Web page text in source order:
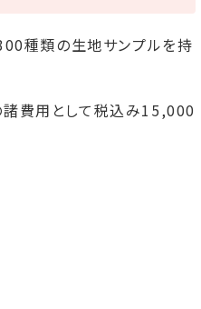
種類の生地サンプルを持
費用として税込み15,000